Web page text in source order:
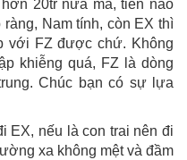
20tr nữa mà, tiền nào
Nam tính, còn EX thì
với FZ được chứ. Không
khiễng quá, FZ là dòng
Chúc bạn có sự lựa
EX, nếu là con trai nên đi
xa không mệt và đầm